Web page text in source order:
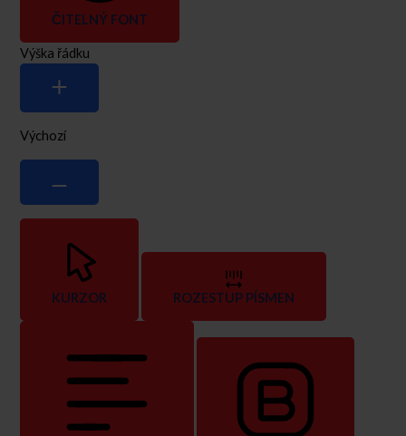
ČITELNÝ FONT
Výška řádku
Výchozí
KURZOR ROZESTUP PÍSMEN